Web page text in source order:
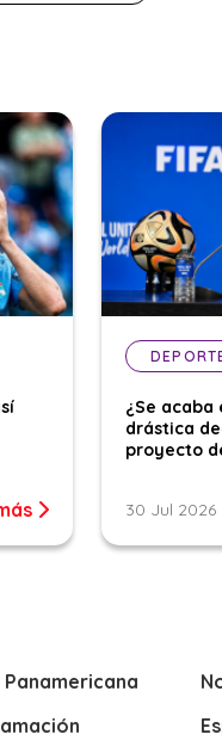
¿Se acaba
drástica
proyecto
30 Jul 2026
Panamericana